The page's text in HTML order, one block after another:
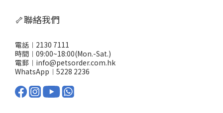
🦴聯絡我們
電話︱2130 7111
時間︱09:00~18:00(Mon.-Sat.)
電郵︱info@petsorder.com.hk
WhatsApp︱ 5228 2236